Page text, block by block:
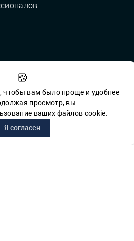
о фактах коррупции
2026 гг.
🍪
чтобы вам было проще и удобнее
просмотр, вы
ваших файлов cookie.
Я согласен